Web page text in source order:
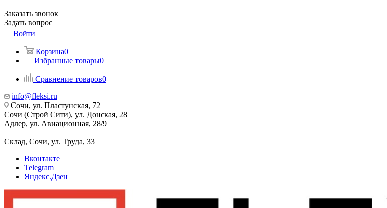
Заказать звонок
Задать вопрос
Войти
Корзина0
Избранные товары0
Сравнение товаров0
info@fleksi.ru
Сочи, ул. Пластунская, 72
Сочи (Строй Сити), ул. Донская, 28
Адлер, ул. Авиационная, 28/9
Склад, Сочи, ул. Труда, 33
Вконтакте
Telegram
Яндекс.Дзен